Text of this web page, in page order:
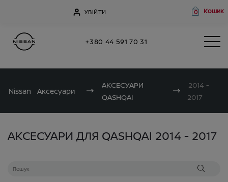
УВІЙТИ 0 Кошик
+380 44 591 70 31
Nissan Аксесуари
АКСЕСУАРИ
QASHQAI
2014 -
2017
АКСЕСУАРИ ДЛЯ QASHQAI 2014 - 2017